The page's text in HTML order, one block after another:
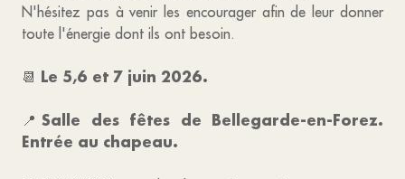
N'hésitez pas à venir les encourager afin de leur donner
toute l'énergie dont ils ont besoin.
📆 Le 5,6 et 7 juin 2026.
📍Salle des fêtes de Bellegarde-en-Forez.
Entrée au chapeau.